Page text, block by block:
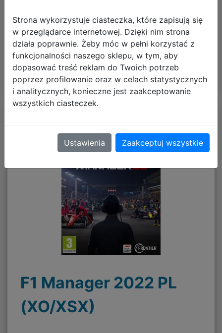
Koszt dostawy od: darmowa dostawa
DO KOSZYKA
F1 Manager 2022 PL
(XO/XSX)
Strona wykorzystuje ciasteczka, które zapisują się
w przeglądarce internetowej. Dzięki nim strona
działa poprawnie. Żeby móc w pełni korzystać z
funkcjonalności naszego sklepu, w tym, aby
dopasować treść reklam do Twoich potrzeb
poprzez profilowanie oraz w celach statystycznych
i analitycznych, konieczne jest zaakceptowanie
wszystkich ciasteczek.
Ustawienia Zaakceptuj wszystkie